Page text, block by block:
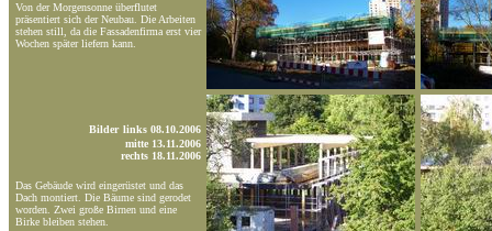
Von der Morgensonne überflutet
präsentiert sich der Neubau. Die Arbeiten
stehen still, da die Fassadenfirma erst vier
Wochen später liefern kann.
Bilder links 08.10.2006
mitte 13.11.2006
rechts 18.11.2006
Das Gebäude wird eingerüstet und das
Dach montiert. Die Bäume sind gerodet
worden. Zwei große Birnen und eine
Birke bleiben stehen.